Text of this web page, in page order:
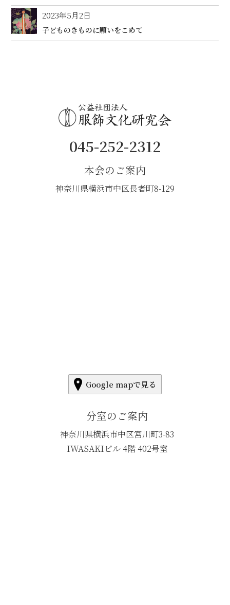
2023年5月2日
子どものきものに願いをこめて
045-252-2312
本会のご案内
神奈川県横浜市中区長者町8-129
Google mapで見る
分室のご案内
神奈川県横浜市中区宮川町3-83
IWASAKIビル 4階 402号室